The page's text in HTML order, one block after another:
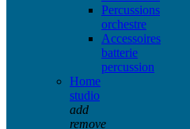
Percussions
orchestre
Accessoires
batterie
percussion
Home
studio
add
remove